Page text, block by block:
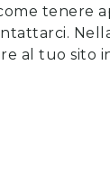
tenere
.
al tuo sito